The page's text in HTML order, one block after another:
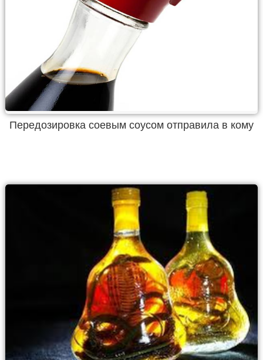
Передозировка соевым соусом отправила в кому